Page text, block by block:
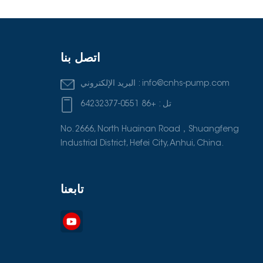
اتصل بنا
البريد الإلكتروني : info@cnhs-pump.com
تل : +86 0551-64232377
No. 2666, North Huainan Road，Shuangfeng
Industrial District, Hefei City, Anhui, China.
تابعنا